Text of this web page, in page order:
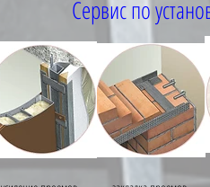
Сервис по